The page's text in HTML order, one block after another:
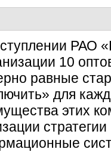
РАО
10
равные
для
этих